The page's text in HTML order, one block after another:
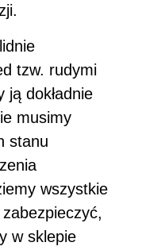
tzw. rudymi
dokładnie
musimy
stanu
wszystkie
w sklepie